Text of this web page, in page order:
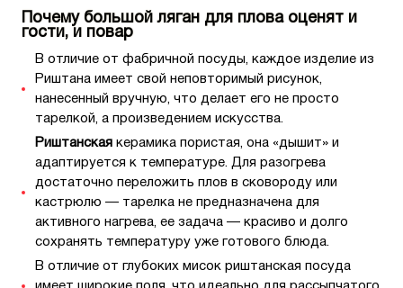
Почему большой ляган для плова оценят и
гости, и повар
В отличие от фабричной посуды, каждое изделие из
Риштана имеет свой неповторимый рисунок,
нанесенный вручную, что делает его не просто
тарелкой, а произведением искусства.
Риштанская керамика пористая, она «дышит» и
адаптируется к температуре. Для разогрева
достаточно переложить плов в сковороду или
кастрюлю — тарелка не предназначена для
активного нагрева, ее задача — красиво и долго
сохранять температуру уже готового блюда.
В отличие от глубоких мисок риштанская посуда